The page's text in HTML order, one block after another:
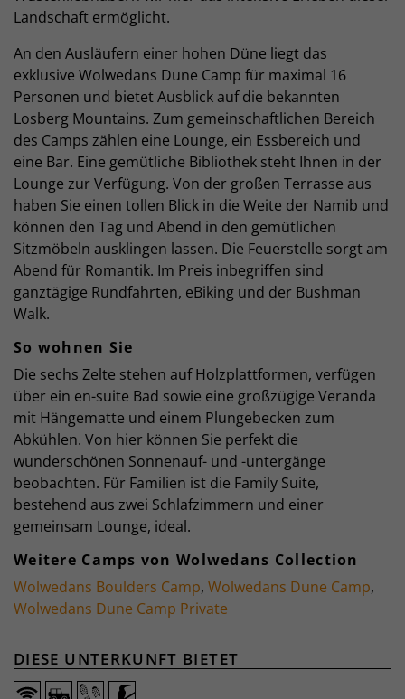
Landschaft ermöglicht.
An den Ausläufern einer hohen Düne liegt das
exklusive Wolwedans Dune Camp für maximal 16
Personen und bietet Ausblick auf die bekannten
Losberg Mountains. Zum gemeinschaftlichen Bereich
des Camps zählen eine Lounge, ein Essbereich und
eine Bar. Eine gemütliche Bibliothek steht Ihnen in der
Lounge zur Verfügung. Von der großen Terrasse aus
haben Sie einen tollen Blick in die Weite der Namib und
können den Tag und Abend in den gemütlichen
Sitzmöbeln ausklingen lassen. Die Feuerstelle sorgt am
Abend für Romantik. Im Preis inbegriffen sind
ganztägige Rundfahrten, eBiking und der Bushman
Walk.
So wohnen Sie
Die sechs Zelte stehen auf Holzplattformen, verfügen
über ein en-suite Bad sowie eine großzügige Veranda
mit Hängematte und einem Plungebecken zum
Abkühlen. Von hier können Sie perfekt die
wunderschönen Sonnenauf- und -untergänge
beobachten. Für Familien ist die Family Suite,
bestehend aus zwei Schlafzimmern und einer
gemeinsam Lounge, ideal.
Weitere Camps von Wolwedans Collection
Wolwedans Boulders Camp, Wolwedans Dune Camp,
Wolwedans Dune Camp Private
DIESE UNTERKUNFT BIETET